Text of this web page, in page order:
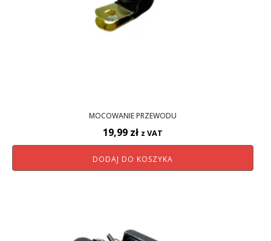
MOCOWANIE PRZEWODU
19,99 zł z VAT
DODAJ DO KOSZYKA